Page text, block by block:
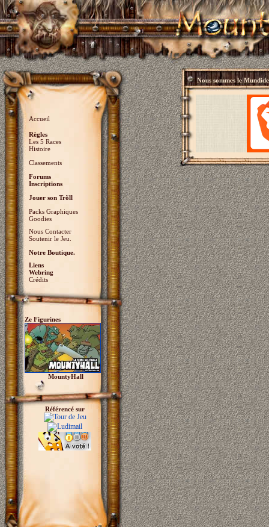
Accueil
Règles
Les 5 Races
Histoire
Classements
Forums
Inscriptions
Jouer son Trõll
Packs Graphiques
Goodies
Nous Contacter
Soutenir le Jeu.
Notre Boutique.
Liens
Webring
Crédits
Ze Figurines
MountyHall
Référencé sur
Nous sommes le